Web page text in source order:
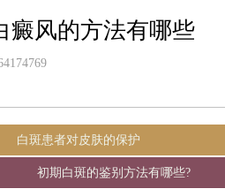
癜风的方法有哪些
白斑患者对皮肤的保护
初期白斑的鉴别方法有哪些?